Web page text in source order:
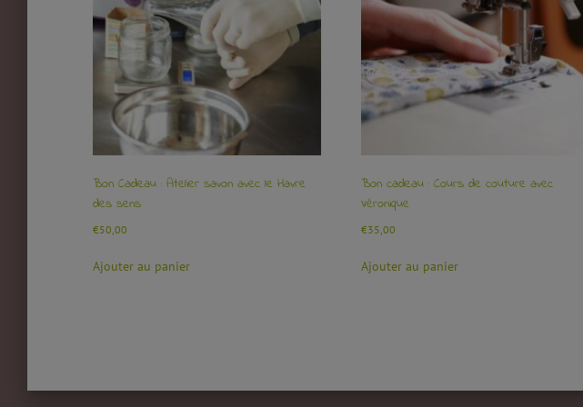
Bon Cadeau : Atelier savon avec le Havre
des sens
€50,00
Ajouter au panier
Bon cadeau : Cours de couture avec
Véronique
€35,00
Ajouter au panier